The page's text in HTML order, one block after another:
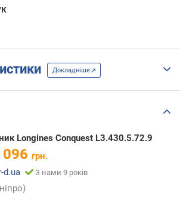
Докладніше
Longines Conquest L3.430.5.72.9
096 грн.
d.ua
З нами 9 років